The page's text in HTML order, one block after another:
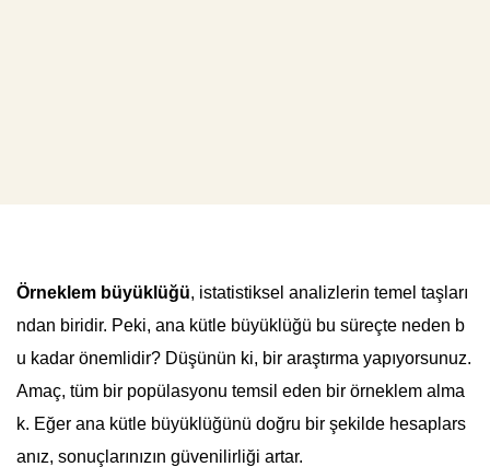
Örneklem büyüklüğü, istatistiksel analizlerin temel taşları
ndan biridir. Peki, ana kütle büyüklüğü bu süreçte neden b
u kadar önemlidir? Düşünün ki, bir araştırma yapıyorsunuz.
Amaç, tüm bir popülasyonu temsil eden bir örneklem alma
k. Eğer ana kütle büyüklüğünü doğru bir şekilde hesaplars
anız, sonuçlarınızın güvenilirliği artar.